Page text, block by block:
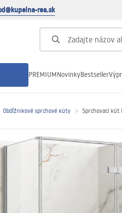
rea.sk
PREMIUMNovinkyBestseller
Obdĺžnikové sprchové kúty Sprchovací kút